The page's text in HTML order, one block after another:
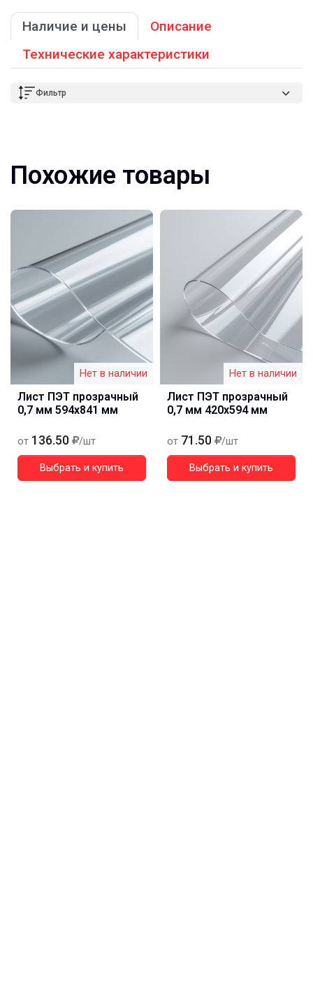
Наличие и цены
Описание
Технические характеристики
Фильтр
Похожие товары
Нет в наличии
Лист ПЭТ прозрачный
0,7 мм 594х841 мм
от 136.50 /шт
Выбрать и купить
Нет в наличии
Лист ПЭТ прозрачный
0,7 мм 420х594 мм
от 71.50 /шт
Выбрать и купить